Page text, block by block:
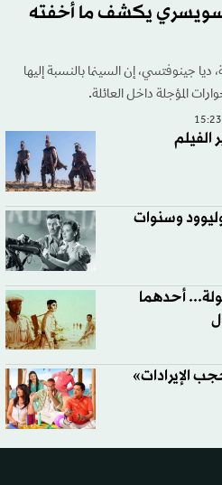
سويسري يكشف ما أخفته
جينوفتسي، إن السينما بالنسبة إليها
المؤجلة داخل العائلة.
الفيلم
وسنوات
أحدهما
الإيرادات»